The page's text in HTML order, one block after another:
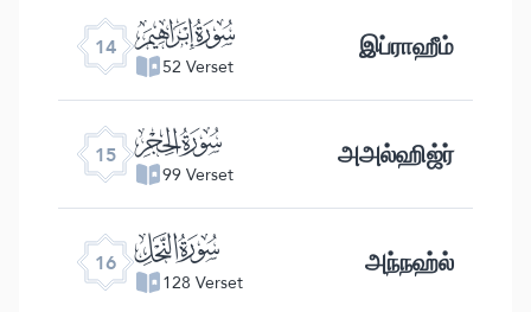
14 ﮚ
52 Verset இப்ராஹீம்
15 ﮛ
99 Verset அஅல்ஹிஜ்ர்
16 ﮜ
128 Verset அந்நஹ்ல்